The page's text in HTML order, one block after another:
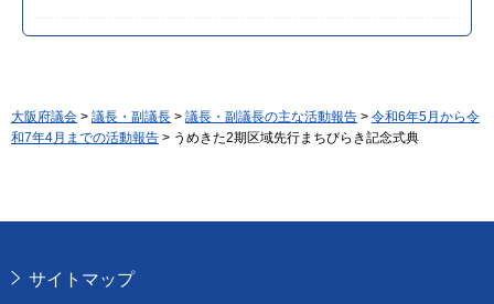
大阪府議会 > 議長・副議長 > 議長・副議長の主な活動報告 > 令和6年5月から令
和7年4月までの活動報告 > うめきた2期区域先行まちびらき記念式典
サイトマップ